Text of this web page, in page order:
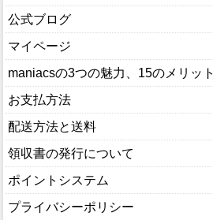
公式ブログ
マイページ
maniacsの3つの魅力、15のメリット
お支払方法
配送方法と送料
領収書の発行について
ポイントシステム
プライバシーポリシー